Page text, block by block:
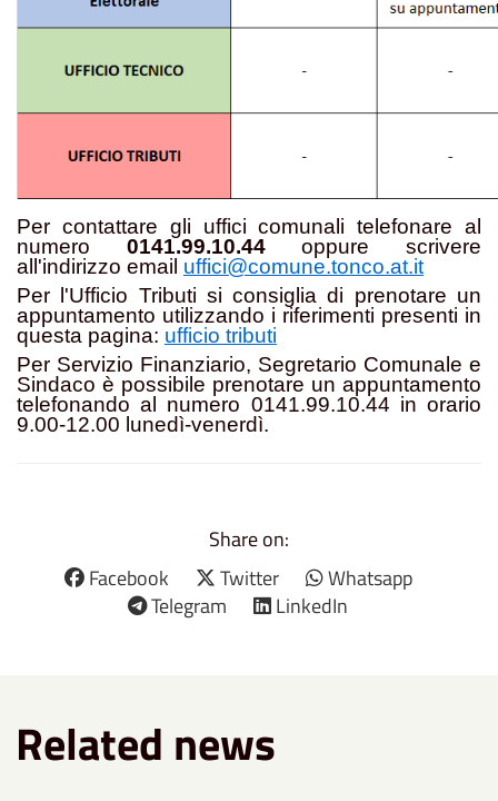
Per contattare gli uffici comunali telefonare al
numero 0141.99.10.44oppure scrivere
all'indirizzo email uffici@comune.tonco.at.it
Per l'Ufficio Tributi si consiglia di prenotare un
appuntamento utilizzando i riferimenti presenti in
questa pagina: ufficio tributi
Per Servizio Finanziario, Segretario Comunale e
Sindaco è possibile prenotare un appuntamento
telefonando al numero 0141.99.10.44 in orario
9.00-12.00 lunedì-venerdì.
Share on:
Facebook
Twitter
Whatsapp
Telegram
LinkedIn
Related news